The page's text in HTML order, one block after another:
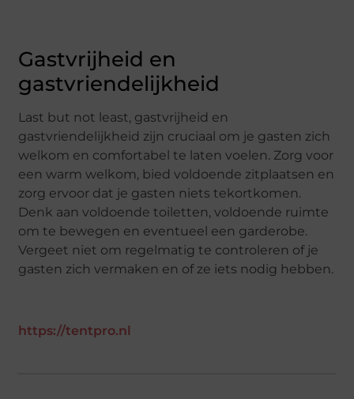
Gastvrijheid en
gastvriendelijkheid
Last but not least, gastvrijheid en
gastvriendelijkheid zijn cruciaal om je gasten zich
welkom en comfortabel te laten voelen. Zorg voor
een warm welkom, bied voldoende zitplaatsen en
zorg ervoor dat je gasten niets tekortkomen.
Denk aan voldoende toiletten, voldoende ruimte
om te bewegen en eventueel een garderobe.
Vergeet niet om regelmatig te controleren of je
gasten zich vermaken en of ze iets nodig hebben.
https://tentpro.nl